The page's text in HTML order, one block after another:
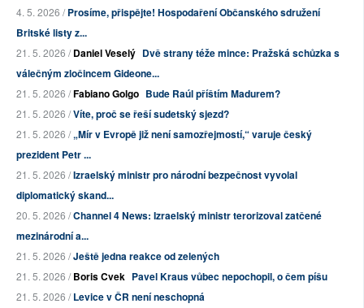
4. 5. 2026 /Prosíme, přispějte! Hospodaření Občanského sdružení
Britské listy z...
21. 5. 2026 /Daniel Veselý Dvě strany téže mince: Pražská schůzka s
válečným zločincem Gideone...
21. 5. 2026 /Fabiano Golgo Bude Raúl příštím Madurem?
21. 5. 2026 /Víte, proč se řeší sudetský sjezd?
21. 5. 2026 /„Mír v Evropě již není samozřejmostí,“ varuje český
prezident Petr ...
21. 5. 2026 /Izraelský ministr pro národní bezpečnost vyvolal
diplomatický skand...
20. 5. 2026 /Channel 4 News: Izraelský ministr terorizoval zatčené
mezinárodní a...
21. 5. 2026 /Ještě jedna reakce od zelených
21. 5. 2026 /Boris Cvek Pavel Kraus vůbec nepochopil, o čem píšu
21. 5. 2026 /Levice v ČR není neschopná